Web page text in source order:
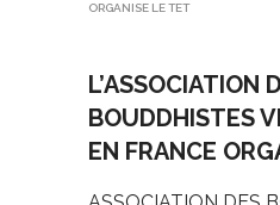
ORGANISE LE TET
L’ASSOCIATION
BOUDDHISTES
EN FRANCE